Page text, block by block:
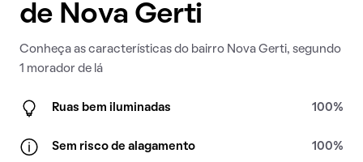
de Nova Gerti
Conheça as características do bairro Nova Gerti, segundo
1 morador de lá
Ruas bem iluminadas 100%
Sem risco de alagamento 100%